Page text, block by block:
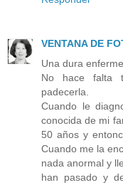
VENTANA DE
Una dura
No hace falta
padecerla.
Cuando le
conocida de mi
50 años y
Cuando me la
nada anormal y
han pasado y